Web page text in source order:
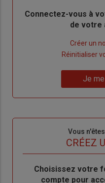
Body
Connectez-vous à
de votre
Créer un
de
Réinitialiser
me
Je
Vous
CRÉEZ
BodyChoisissez votre
compte pour